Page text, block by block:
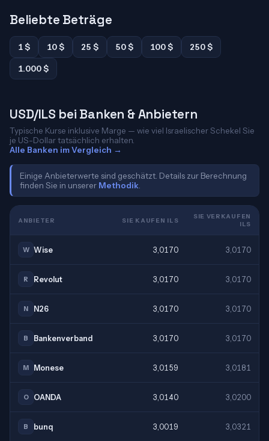
Beliebte Beträge
1 $ 10 $ 25 $ 50 $ 100 $
250 $
1.000 $
USD/ILS bei Banken & Anbietern
Typische Kurse inklusive Marge — wie viel Israelischer Schekel Sie
je US-Dollar tatsächlich erhalten.
Alle Banken im Vergleich →
Einige Anbieterwerte sind geschätzt. Details zur Berechnung
finden Sie in unserer Methodik
ANBIETER SIE KAUFEN ILS
SIE VERKAUFEN
ILS
W Wise 3,0170 3,0170
R Revolut 3,0170 3,0170
N N26 3,0170 3,0170
B Bankenverband 3,0170 3,0170
M Monese 3,0159 3,0181
O OANDA 3,0140 3,0200
B bunq 3,0019 3,0321